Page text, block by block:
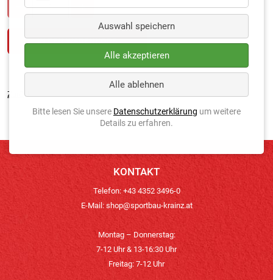
Zurück
KONTAKT
Telefon: +43 4352 3496-0
E-Mail:shop@sportbau-krainz.at
Montag – Donnerstag:
7-12 Uhr & 13-16:30 Uhr
Freitag: 7-12 Uhr
Auswahl speichern
Alle akzeptieren
Alle ablehnen
Bitte lesen Sie unsere Datenschutzerklärung um weitere
Details zu erfahren.